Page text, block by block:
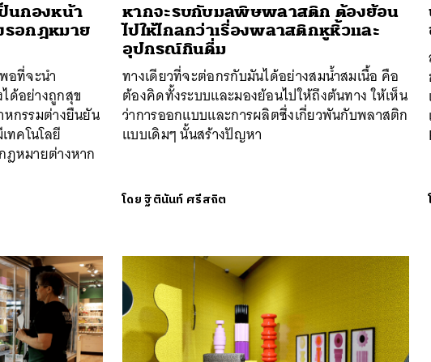
นกองหน้า
รอกฎหมาย
อที่จะนำ
ด้อย่างถูกสุข
กรรมต่างยืนยัน
ทคโนโลยี
ฎหมายต่างหาก
หากจะรบกับมลพิษพลาสติก ต้องย้อน
ไปให้ไกลกว่าเรื่องพลาสติกหูหิ้วและ
อุปกรณ์กินดื่ม
ทางเดียวที่จะต่อกรกับมันได้อย่างสมน้ำสมเนื้อ คือ
ต้องคิดทั้งระบบและมองย้อนไปให้ถึงต้นทาง ให้เห็น
ว่าการออกแบบและการผลิตซึ่งเกี่ยวพันกับพลาสติก
แบบเดิมๆ นั้นสร้างปัญหา
โดยฐิตินันท์ ศรีสถิต
ค้นหา
SHARE TWEET LINE EMAIL